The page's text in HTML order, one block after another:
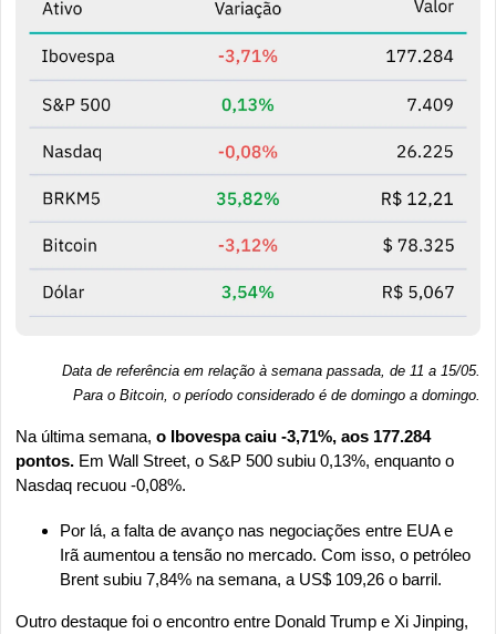
Data de referência em relação à semana passada, de 11 a 15/05.
Para o Bitcoin, o período considerado é de domingo a domingo
Na última semana, o Ibovespa caiu -3,71%, aos 177.284
pontos. Em Wall Street, o S&P 500 subiu 0,13%, enquanto o
Nasdaq recuou -0,08%.
Por lá, a falta de avanço nas negociações entre EUA e
Irã aumentou a tensão no mercado. Com isso, o petróleo
Brent subiu 7,84% na semana, a US$ 109,26 o barril.
Outro destaque foi o encontro entre Donald Trump e Xi Jinping,